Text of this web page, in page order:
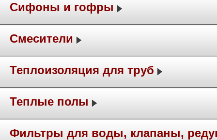
Сифоны и гофры
Смесители
Теплоизоляция для труб
Теплые полы
Фильтры для воды, клапаны,